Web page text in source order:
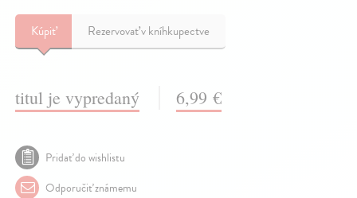
Kúpiť Rezervovať v kníhkupectve
titul je vypredaný 6,99 €
Pridať do wishlistu
Odporučiť známemu